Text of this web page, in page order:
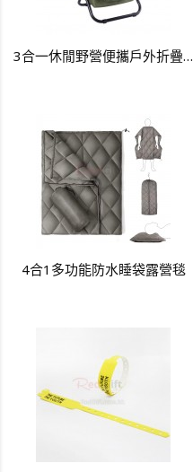
3合一休閒野營便攜戶外折疊椅
4合1多功能防水睡袋露營毯